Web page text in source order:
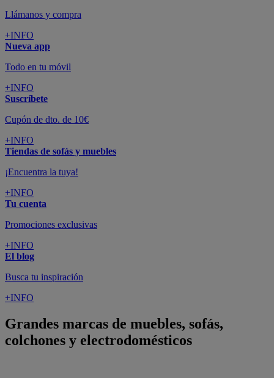
Llámanos y compra
+INFO
Nueva app
Todo en tu móvil
+INFO
Suscríbete
Cupón de dto. de 10€
+INFO
Tiendas de sofás y muebles
¡Encuentra la tuya!
+INFO
Tu cuenta
Promociones exclusivas
+INFO
El blog
Busca tu inspiración
+INFO
Grandes marcas de muebles, sofás,
colchones y electrodomésticos